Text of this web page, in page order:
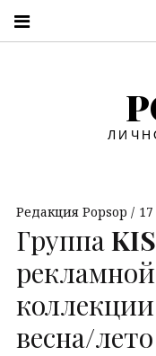
Редакция Popsop
Группа
весна/